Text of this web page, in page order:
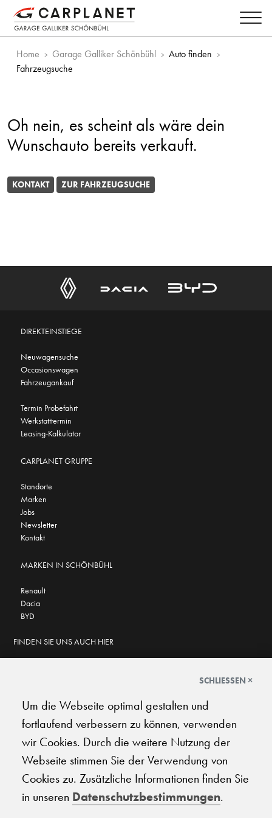
Home Garage Galliker Schönbühl
Auto finden
Fahrzeugsuche
Oh nein, es scheint als wäre dein
Wunschauto bereits verkauft.
KONTAKT ZUR FAHRZEUGSUCHE
DIREKTEINSTIEGE
Neuwagensuche
Occasionswagen
Fahrzeugankauf
Termin Probefahrt
Werkstatttermin
Leasing-Kalkulator
CARPLANET GRUPPE
Standorte
Marken
Jobs
Newsletter
Kontakt
MARKEN IN SCHÖNBÜHL
Renault
Dacia
BYD
FINDEN SIE UNS AUCH HIER
4.6 ★★★★★
★★★★★
© 2026 Carplanet Galliker
SCHLIESSEN ×
Um die Webseite optimal gestalten und
fortlaufend verbessern zu können, verwenden
wir Cookies. Durch die weitere Nutzung der
Webseite stimmen Sie der Verwendung von
Cookies zu. Zusätzliche Informationen finden Sie
in unseren Datenschutzbestimmungen.